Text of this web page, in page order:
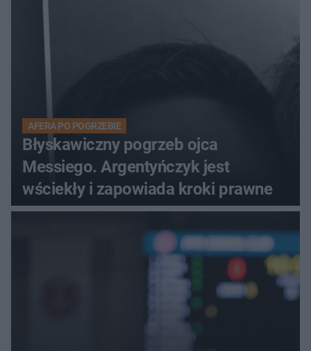
AFERA PO POGRZEBIE
Błyskawiczny pogrzeb ojca
Messiego. Argentyńczyk jest
wściekły i zapowiada kroki prawne